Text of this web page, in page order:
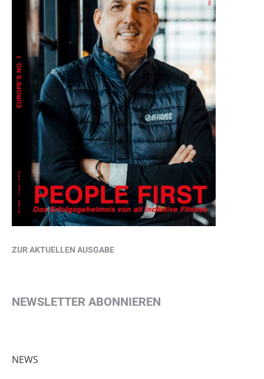
ZUR AKTUELLEN AUSGABE
NEWSLETTER ABONNIEREN
NEWS